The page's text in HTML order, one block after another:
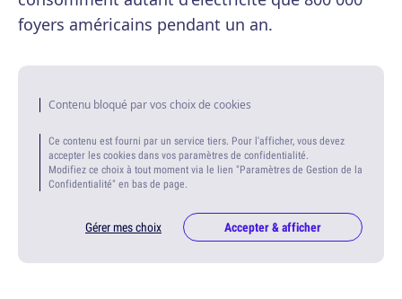
foyers américains pendant un an.
Contenu bloqué par vos choix de cookies
Ce contenu est fourni par un service tiers. Pour l'afficher, vous devez
accepter les cookies dans vos paramètres de confidentialité.
Modifiez ce choix à tout moment via le lien "Paramètres de Gestion de la
Confidentialité" en bas de page.
Gérer mes choix Accepter & afficher